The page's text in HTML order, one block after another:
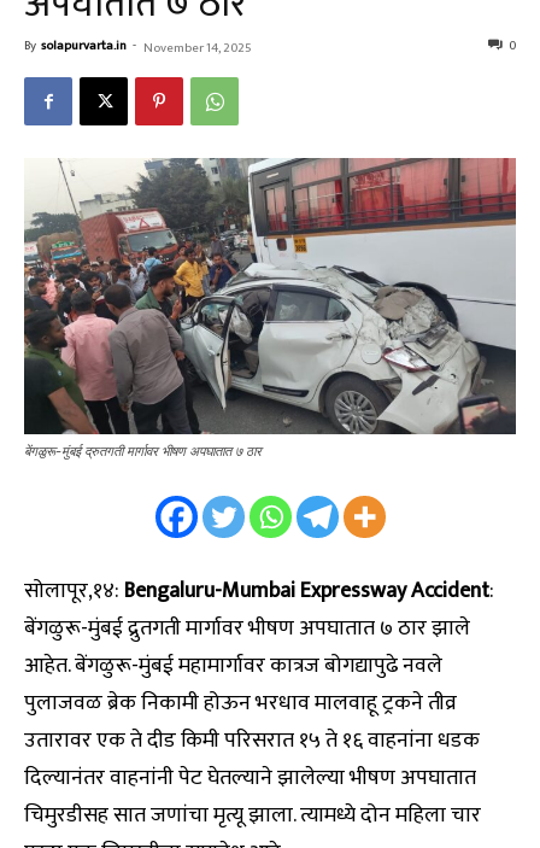
By solapurvarta.in - November 14, 2025 0
बेंगळुरू-मुंबई द्रुतगती मार्गावर भीषण अपघातात ७ ठार
सोलापूर,१४: Bengaluru-Mumbai Expressway Accident:
बेंगळुरू-मुंबई द्रुतगती मार्गावर भीषण अपघातात ७ ठार झाले
आहेत. बेंगळुरू-मुंबई महामार्गावर कात्रज बोगद्यापुढे नवले
पुलाजवळ ब्रेक निकामी होऊन भरधाव मालवाहू ट्रकने तीव्र
उतारावर एक ते दीड किमी परिसरात १५ ते १६ वाहनांना धडक
दिल्यानंतर वाहनांनी पेट घेतल्याने झालेल्या भीषण अपघातात
चिमुरडीसह सात जणांचा मृत्यू झाला. त्यामध्ये दोन महिला चार